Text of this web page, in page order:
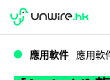
WWDC 2026
應用軟件 應用軟